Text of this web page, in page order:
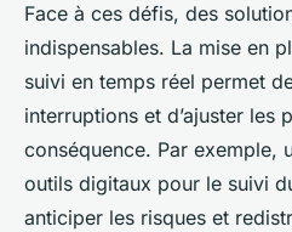
Face à ces défis, des
indispensables. La mise en
suivi en temps réel permet
interruptions et d’ajuster les
conséquence. Par exemple,
outils digitaux pour le suivi
anticiper les risques et